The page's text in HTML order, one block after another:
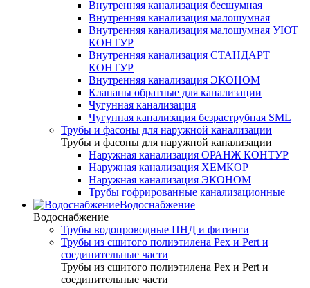
Внутренняя канализация бесшумная
Внутренняя канализация малошумная
Внутренняя канализация малошумная УЮТ
КОНТУР
Внутренняя канализация СТАНДАРТ
КОНТУР
Внутренняя канализация ЭКОНОМ
Клапаны обратные для канализации
Чугунная канализация
Чугунная канализация безраструбная SML
Трубы и фасоны для наружной канализации
Трубы и фасоны для наружной канализации
Наружная канализация ОРАНЖ КОНТУР
Наружная канализация ХЕМКОР
Наружная канализация ЭКОНОМ
Трубы гофрированные канализационные
Водоснабжение
Водоснабжение
Трубы водопроводные ПНД и фитинги
Трубы из сшитого полиэтилена Pex и Pert и
соединительные части
Трубы из сшитого полиэтилена Pex и Pert и
соединительные части